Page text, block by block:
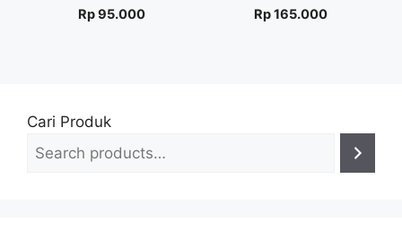
Rp95.000 Rp165.000
Cari Produk